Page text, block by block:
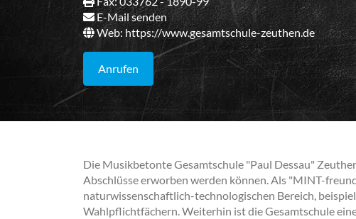
E-Mail senden
Web: https://www.gesamtschule-zeuthen.de
Anrufen
Die Musikbetonte Gesamtschule "Paul Dessau"
Abschlüsse erworben werden können. Als "MINT-
naturwissenschaftlich-technologischen Bereich,
Wahlpflichtfächern. Weiterhin ist die Gesamtschule